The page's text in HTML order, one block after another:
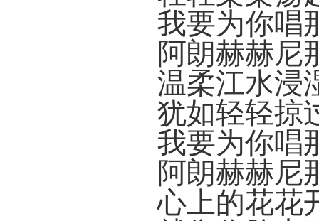
我要为你唱
阿朗赫赫尼
温柔江水浸
犹如轻轻掠
我要为你唱
阿朗赫赫尼
心上的花花